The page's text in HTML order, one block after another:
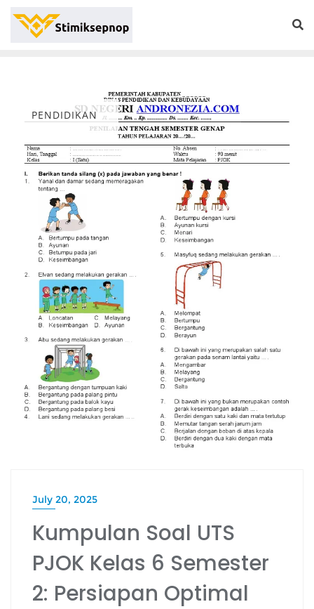
PENDIDIKAN
July 20, 2025
Kumpulan Soal UTS
PJOK Kelas 6 Semester
2: Persiapan Optimal